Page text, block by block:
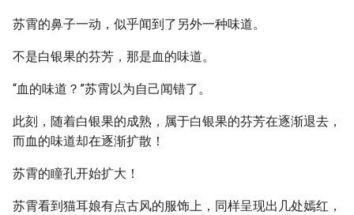
苏霄的鼻子一动，似乎闻到了另外一种味道。
不是白银果的芬芳，那是血的味道。
“血的味道？”苏霄以为自己闻错了。
此刻，随着白银果的成熟，属于白银果的芬芳在逐渐退去，
而血的味道却在逐渐扩散！
苏霄的瞳孔开始扩大！
苏霄看到猫耳娘有点古风的服饰上，同样呈现出几处嫣红，